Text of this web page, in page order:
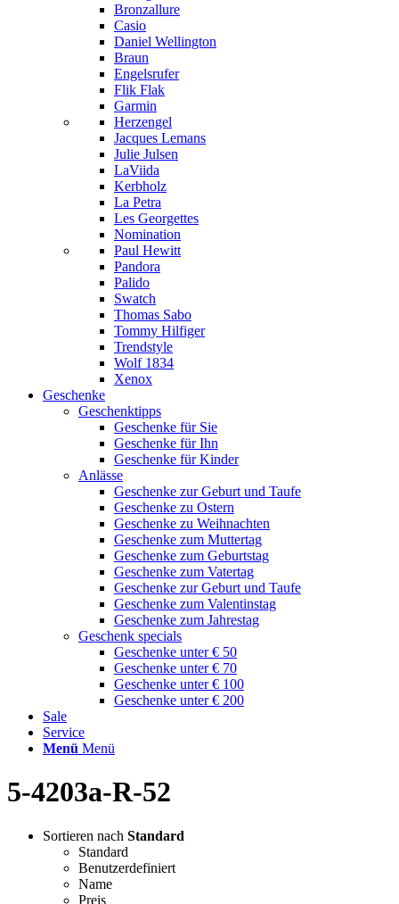
Bronzallure
Casio
Daniel Wellington
Braun
Engelsrufer
Flik Flak
Garmin
Herzengel
Jacques Lemans
Julie Julsen
LaViida
Kerbholz
La Petra
Les Georgettes
Nomination
Paul Hewitt
Pandora
Palido
Swatch
Thomas Sabo
Tommy Hilfiger
Trendstyle
Wolf 1834
Xenox
Geschenke
Geschenktipps
Geschenke für Sie
Geschenke für Ihn
Geschenke für Kinder
Anlässe
Geschenke zur Geburt und Taufe
Geschenke zu Ostern
Geschenke zu Weihnachten
Geschenke zum Muttertag
Geschenke zum Geburtstag
Geschenke zum Vatertag
Geschenke zur Geburt und Taufe
Geschenke zum Valentinstag
Geschenke zum Jahrestag
Geschenk specials
Geschenke unter € 50
Geschenke unter € 70
Geschenke unter € 100
Geschenke unter € 200
Sale
Service
Menü Menü
5-4203a-R-52
Sortieren nach Standard
Standard
Benutzerdefiniert
Name
Preis